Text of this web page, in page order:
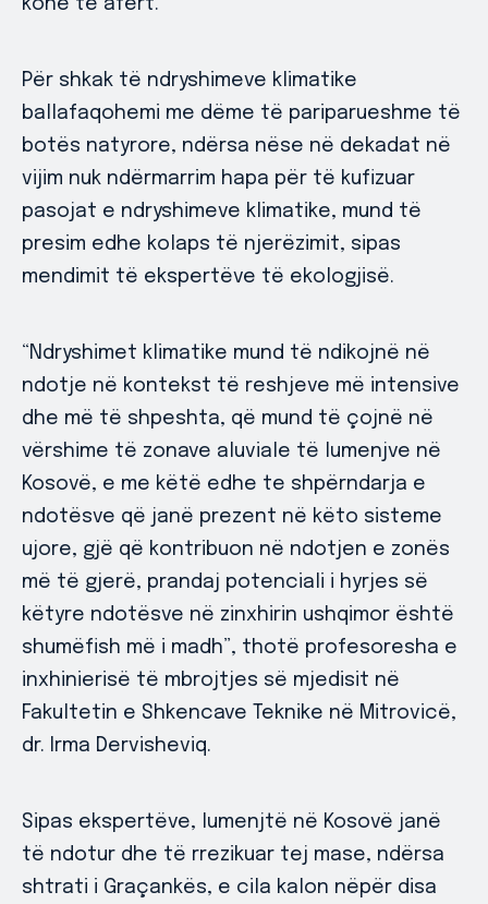
kohë të afërt.
Për shkak të ndryshimeve klimatike
ballafaqohemi me dëme të pariparueshme të
botës natyrore, ndërsa nëse në dekadat në
vijim nuk ndërmarrim hapa për të kufizuar
pasojat e ndryshimeve klimatike, mund të
presim edhe kolaps të njerëzimit, sipas
mendimit të ekspertëve të ekologjisë.
“Ndryshimet klimatike mund të ndikojnë në
ndotje në kontekst të reshjeve më intensive
dhe më të shpeshta, që mund të çojnë në
vërshime të zonave aluviale të lumenjve në
Kosovë, e me këtë edhe te shpërndarja e
ndotësve që janë prezent në këto sisteme
ujore, gjë që kontribuon në ndotjen e zonës
më të gjerë, prandaj potenciali i hyrjes së
këtyre ndotësve në zinxhirin ushqimor është
shumëfish më i madh”, thotë profesoresha e
inxhinierisë të mbrojtjes së mjedisit në
Fakultetin e Shkencave Teknike në Mitrovicë,
dr. Irma Dervisheviq.
Sipas ekspertëve, lumenjtë në Kosovë janë
të ndotur dhe të rrezikuar tej mase, ndërsa
shtrati i Graçankës, e cila kalon nëpër disa